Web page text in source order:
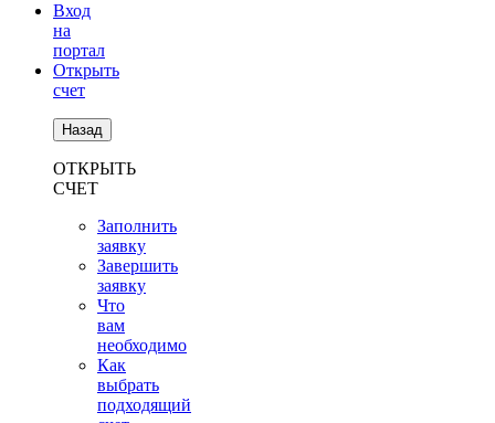
Вход
на
портал
Открыть
счет
Назад
ОТКРЫТЬ
СЧЕТ
Заполнить
заявку
Завершить
заявку
Что
вам
необходимо
Как
выбрать
подходящий